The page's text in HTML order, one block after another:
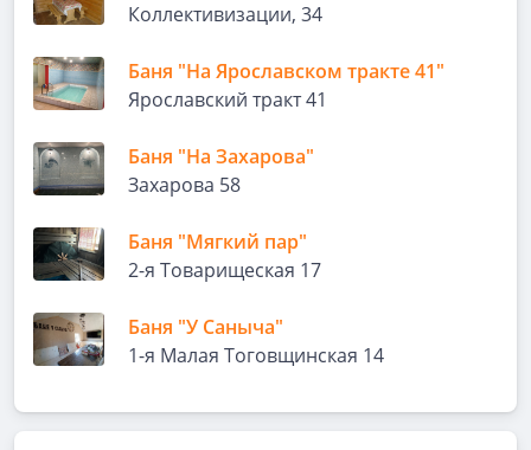
Коллективизации, 34
Баня "На Ярославском тракте 41"
Ярославский тракт 41
Баня "На Захарова"
Захарова 58
Баня "Мягкий пар"
2-я Товарищеская 17
Баня "У Саныча"
1-я Малая Тоговщинская 14